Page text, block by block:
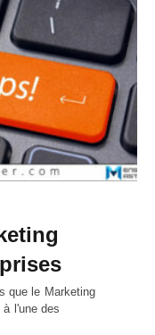
que le Marketing
l'une des